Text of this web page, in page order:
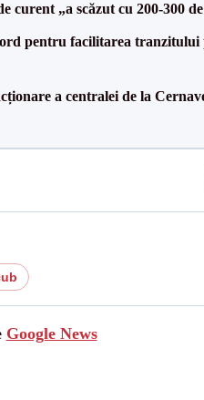
curent „a scăzut cu 200-300
pentru facilitarea
a centralei de la
Google News